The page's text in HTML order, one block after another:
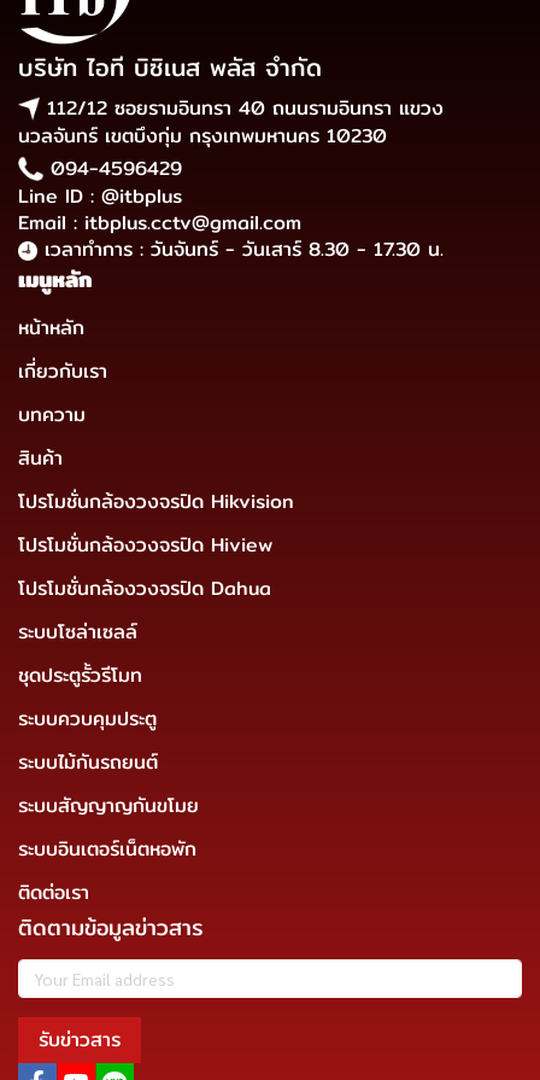
บริษัท ไอที บิซิเนส พลัส จำกัด
112/12 ซอยรามอินทรา 40 ถนนรามอินทรา แขวง
นวลจันทร์ เขตบึงกุ่ม กรุงเทพมหานคร 10230
094-4596429
Line ID : @itbplus
Email : itbplus.cctv@gmail.com
เวลาทำการ : วันจันทร์ - วันเสาร์ 8.30 - 17.30 น.
เมนูหลัก
หน้าหลัก
เกี่ยวกับเรา
บทความ
สินค้า
โปรโมชั่นกล้องวงจรปิด Hikvision
โปรโมชั่นกล้องวงจรปิด Hiview
โปรโมชั่นกล้องวงจรปิด Dahua
ระบบโซล่าเซลล์
ชุดประตูรั้วรีโมท
ระบบควบคุมประตู
ระบบไม้กันรถยนต์
ระบบสัญญาญกันขโมย
ระบบอินเตอร์เน็ตหอพัก
ติดต่อเรา
ติดตามข้อมูลข่าวสาร
รับข่าวสาร